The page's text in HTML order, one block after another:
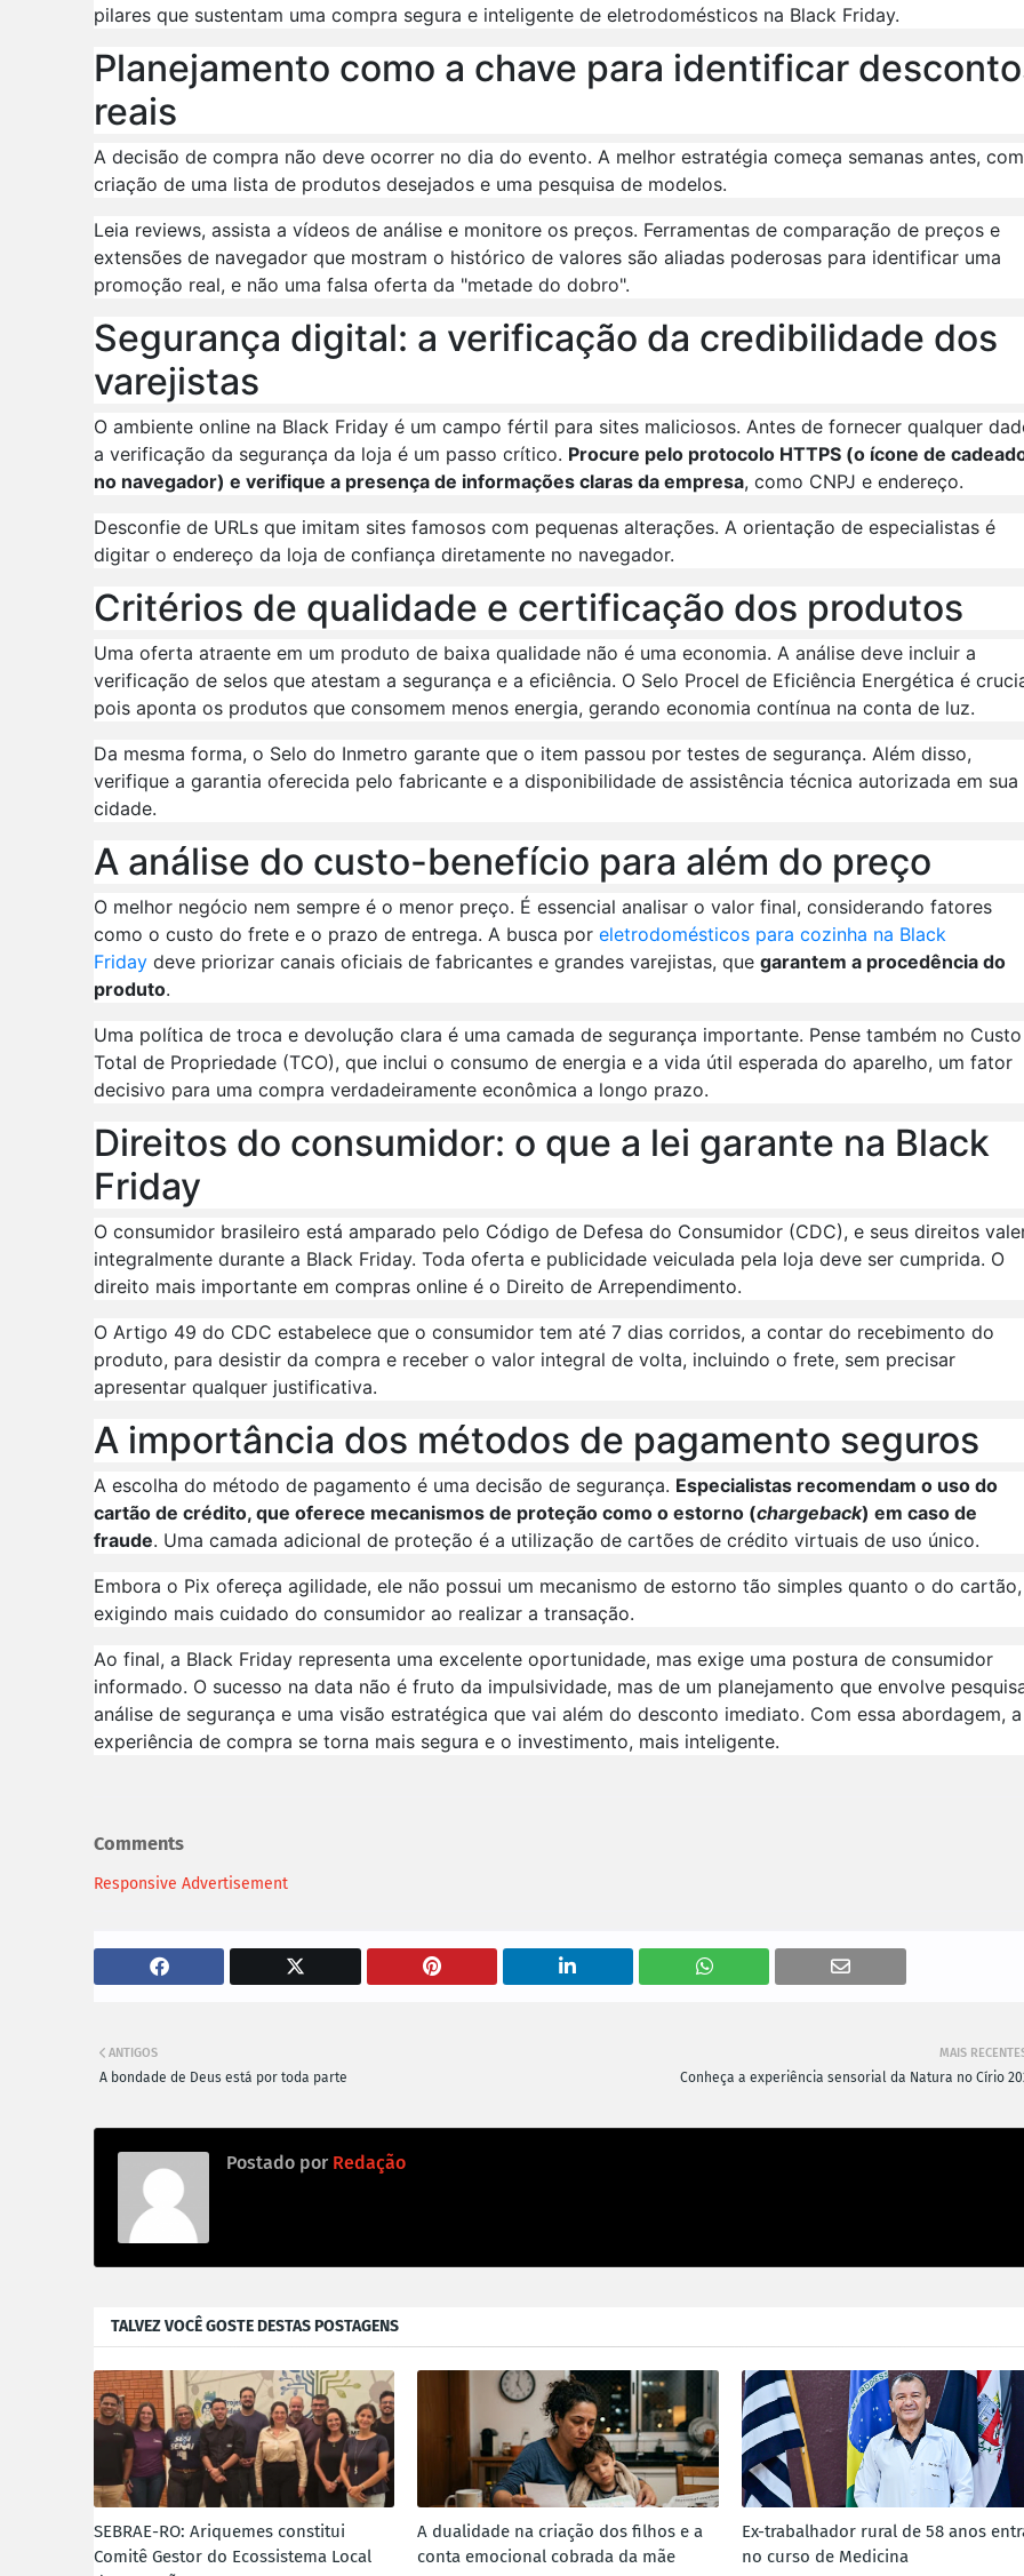
pilares que sustentam uma compra segura e inteligente de eletrodomésticos na Black Friday.
Planejamento como a chave para identificar
reais
A decisão de compra não deve ocorrer no dia do evento. A melhor estratégia começa semanas antes,
criação de uma lista de produtos desejados e uma pesquisa de modelos.
Leia reviews, assista a vídeos de análise e monitore os preços. Ferramentas de comparação de preços e
extensões de navegador que mostram o histórico de valores são aliadas poderosas para identificar uma
promoção real, e não uma falsa oferta da "metade do dobro".
Segurança digital: a verificação da credibilidade dos
varejistas
O ambiente online na Black Friday é um campo fértil para sites maliciosos. Antes de fornecer qualquer
a verificação da segurança da loja é um passo crítico. Procure pelo protocolo HTTPS (o ícone de
no navegador) e verifique a presença de informações claras da empresa, como CNPJ e endereço.
Desconfie de URLs que imitam sites famosos com pequenas alterações. A orientação de especialistas é
digitar o endereço da loja de confiança diretamente no navegador.
Critérios de qualidade e certificação dos produtos
Uma oferta atraente em um produto de baixa qualidade não é uma economia. A análise deve incluir a
verificação de selos que atestam a segurança e a eficiência. O Selo Procel de Eficiência Energética é
pois aponta os produtos que consomem menos energia, gerando economia contínua na conta de luz.
Da mesma forma, o Selo do Inmetro garante que o item passou por testes de segurança. Além disso,
verifique a garantia oferecida pelo fabricante e a disponibilidade de assistência técnica autorizada em sua
cidade.
A análise do custo-benefício para além do preço
O melhor negócio nem sempre é o menor preço. É essencial analisar o valor final, considerando fatores
como o custo do frete e o prazo de entrega. A busca por eletrodomésticos para cozinha na Black
Friday deve priorizar canais oficiais de fabricantes e grandes varejistas, que garantem a procedência do
produto.
Uma política de troca e devolução clara é uma camada de segurança importante. Pense também no Custo
Total de Propriedade (TCO), que inclui o consumo de energia e a vida útil esperada do aparelho, um fator
decisivo para uma compra verdadeiramente econômica a longo prazo.
Direitos do consumidor: o que a lei garante na Black
Friday
O consumidor brasileiro está amparado pelo Código de Defesa do Consumidor (CDC), e seus direitos
integralmente durante a Black Friday. Toda oferta e publicidade veiculada pela loja deve ser cumprida. O
direito mais importante em compras online é o Direito de Arrependimento.
O Artigo 49 do CDC estabelece que o consumidor tem até 7 dias corridos, a contar do recebimento do
produto, para desistir da compra e receber o valor integral de volta, incluindo o frete, sem precisar
apresentar qualquer justificativa.
A importância dos métodos de pagamento seguros
A escolha do método de pagamento é uma decisão de segurança. Especialistas recomendam o uso do
cartão de crédito, que oferece mecanismos de proteção como o estorno (chargeback) em caso de
fraude. Uma camada adicional de proteção é a utilização de cartões de crédito virtuais de uso único.
Embora o Pix ofereça agilidade, ele não possui um mecanismo de estorno tão simples quanto o do cartão,
exigindo mais cuidado do consumidor ao realizar a transação.
Ao final, a Black Friday representa uma excelente oportunidade, mas exige uma postura de consumidor
informado. O sucesso na data não é fruto da impulsividade, mas de um planejamento que envolve
análise de segurança e uma visão estratégica que vai além do desconto imediato. Com essa abordagem, a
experiência de compra se torna mais segura e o investimento, mais inteligente.
Comments
Responsive Advertisement
MAIS
Conheça a experiência sensorial da Natura no Círio
ANTIGOS
A bondade de Deus está por toda parte
Postado por Redação
TALVEZ VOCÊ GOSTE DESTAS POSTAGENS
SEBRAE-RO: Ariquemes constitui
Comitê Gestor do Ecossistema Local
A dualidade na criação dos filhos e a
conta emocional cobrada da mãe
Ex-trabalhador rural de 58 anos
no curso de Medicina